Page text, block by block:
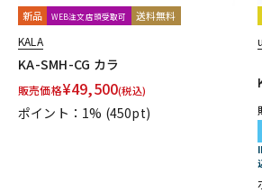
新品 WEB注文店頭受取可 送料無料
KALA
KA-SMH-CG カラ
販売価格¥49,500(税込)
ポイント：1% (450pt)